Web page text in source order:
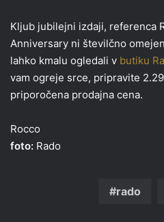
Kljub jubilejni izdaji, referenca
Anniversary ni številčno
lahko kmalu ogledali v butiku
vam ogreje srce, pripravite
priporočena prodajna cena.
Rocco
foto: Rado
rado